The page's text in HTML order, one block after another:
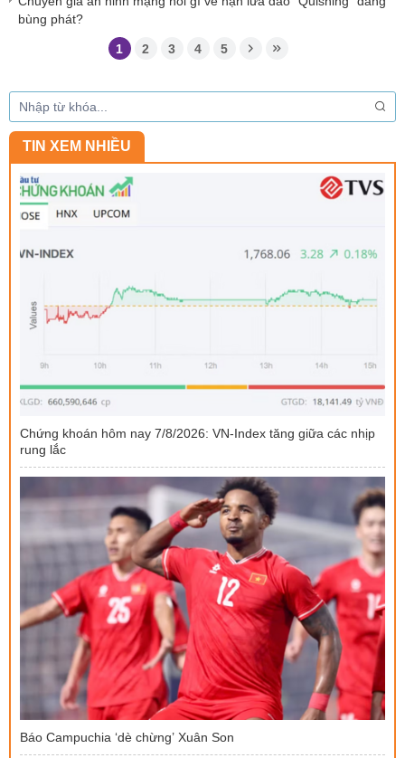
bùng phát?
1 2 3 4 5
TIN XEM NHIỀU
Chứng khoán hôm nay 7/8/2026: VN-Index tăng giữa các nhịp
rung lắc
Báo Campuchia ‘dè chừng’ Xuân Son